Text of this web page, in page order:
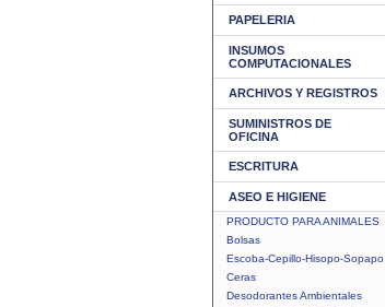
PAPELERIA
INSUMOS
COMPUTACIONALES
ARCHIVOS Y REGISTROS
SUMINISTROS DE
OFICINA
ESCRITURA
ASEO E HIGIENE
PRODUCTO PARA ANIMALES
Bolsas
Escoba-Cepillo-Hisopo-Sopapo
Ceras
Desodorantes Ambientales